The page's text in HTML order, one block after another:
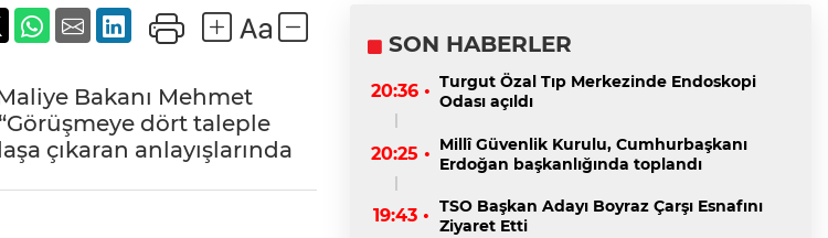
Bakanı Mehmet
dört taleple
çıkaran anlayışlarında
SON HABERLER
20:36 • Turgut Özal Tıp Merkezinde Endoskopi
Odası açıldı
20:25 • Millî Güvenlik Kurulu, Cumhurbaşkanı
Erdoğan başkanlığında toplandı
19:43 • TSO Başkan Adayı Boyraz Çarşı Esnafını
Ziyaret Etti